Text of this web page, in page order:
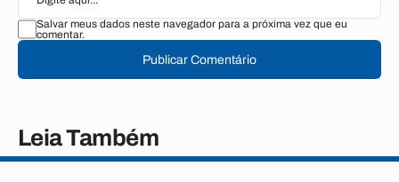
Salvar meus dados neste navegador para a próxima vez que eu
comentar.
Publicar Comentário
Leia Também